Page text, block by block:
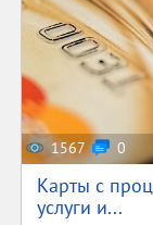
1567 0
Карты с
услуги и...